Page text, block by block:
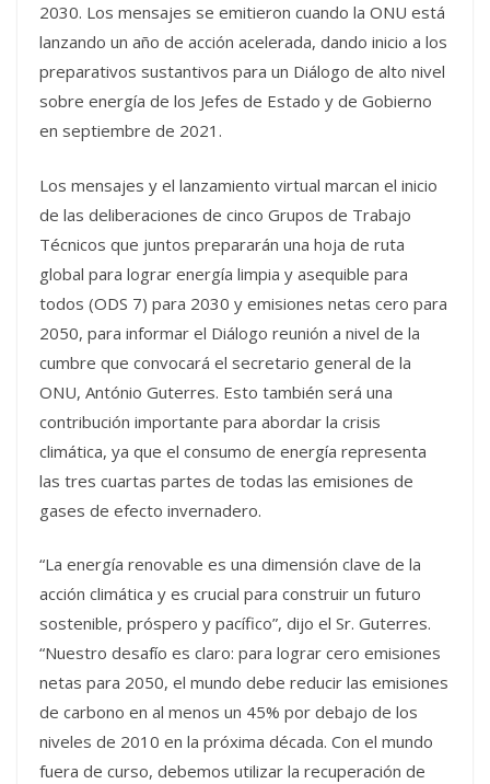
2030. Los mensajes se emitieron cuando la ONU está
lanzando un año de acción acelerada, dando inicio a los
preparativos sustantivos para un Diálogo de alto nivel
sobre energía de los Jefes de Estado y de Gobierno
en septiembre de 2021.
Los mensajes y el lanzamiento virtual marcan el inicio
de las deliberaciones de cinco Grupos de Trabajo
Técnicos que juntos prepararán una hoja de ruta
global para lograr energía limpia y asequible para
todos (ODS 7) para 2030 y emisiones netas cero para
2050, para informar el Diálogo reunión a nivel de la
cumbre que convocará el secretario general de la
ONU, António Guterres. Esto también será una
contribución importante para abordar la crisis
climática, ya que el consumo de energía representa
las tres cuartas partes de todas las emisiones de
gases de efecto invernadero.
“La energía renovable es una dimensión clave de la
acción climática y es crucial para construir un futuro
sostenible, próspero y pacífico”, dijo el Sr. Guterres.
“Nuestro desafío es claro: para lograr cero emisiones
netas para 2050, el mundo debe reducir las emisiones
de carbono en al menos un 45% por debajo de los
niveles de 2010 en la próxima década. Con el mundo
fuera de curso, debemos utilizar la recuperación de